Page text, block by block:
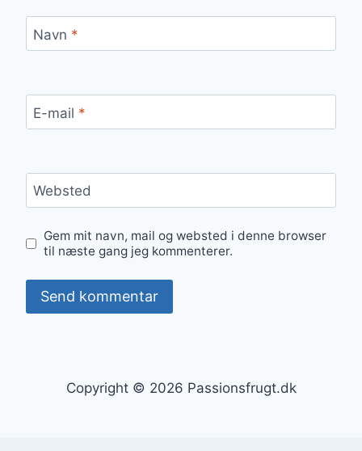
Navn *
E-mail *
Websted
Gem mit navn, mail og websted i denne browser
til næste gang jeg kommenterer.
Copyright © 2026 Passionsfrugt.dk